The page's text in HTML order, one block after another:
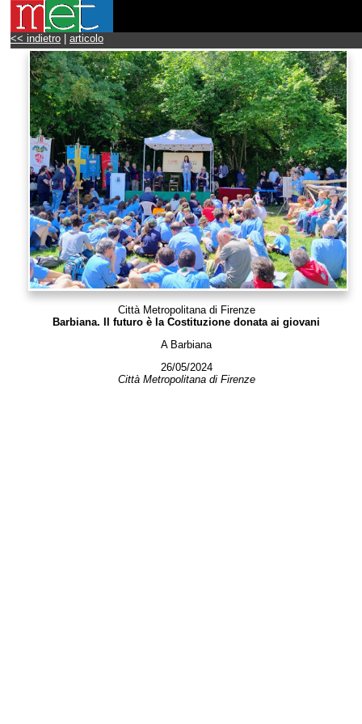
<< indietro articolo
Città Metropolitana di Firenze
Barbiana. Il futuro è la Costituzione donata ai giovani
A Barbiana
26/05/2024
Città Metropolitana di Firenze